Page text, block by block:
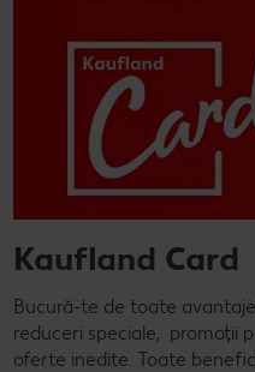
Kaufland Card
Bucură-te de toate
reduceri speciale, promoții
oferte inedite. Toate